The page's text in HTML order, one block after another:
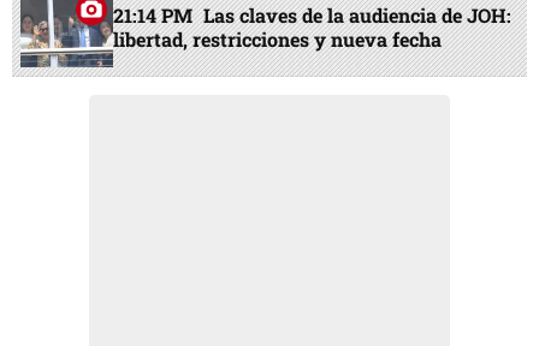
21:14 PM Las claves de la audiencia de JOH:
libertad, restricciones y nueva fecha